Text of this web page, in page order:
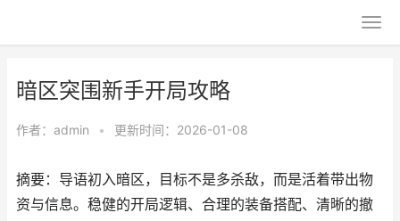
暗区突围新手开局攻略
作者： admin • 更新时间：2026-01-08
摘要：导语初入暗区，目标不是多杀敌，而是活着带出物
资与信息。稳健的开局逻辑、合理的装备搭配、清晰的撤